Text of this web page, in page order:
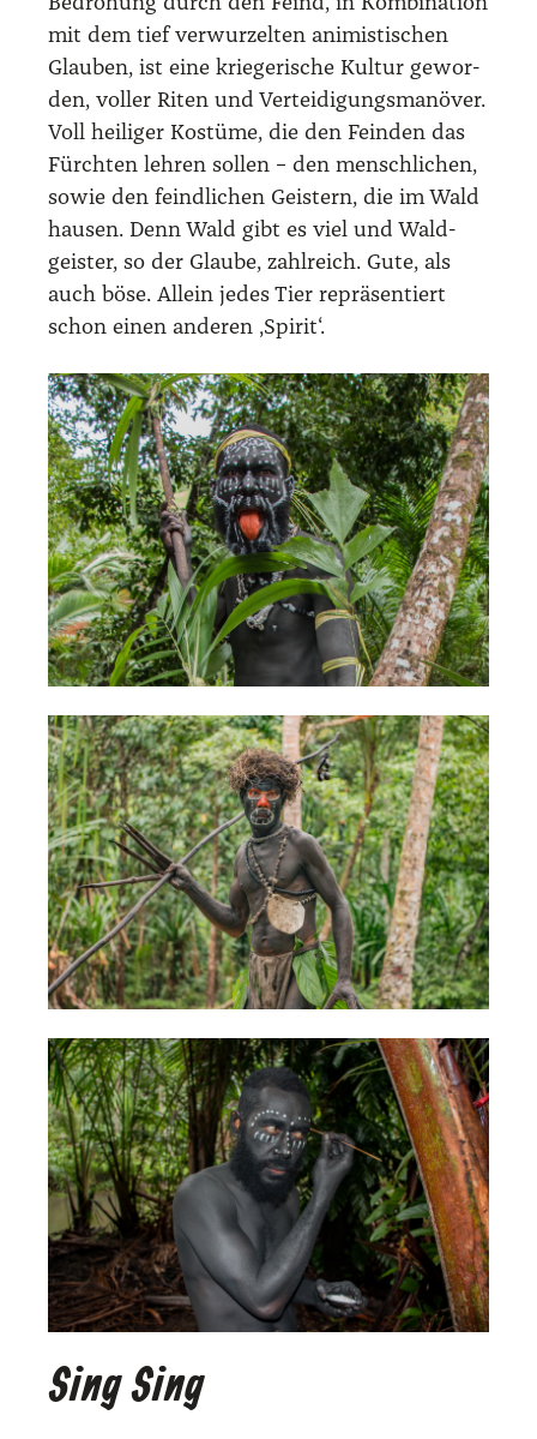
mit dem tief ver­wur­zel­ten ani­mis­ti­schen
Glau­ben, ist eine krie­ge­ri­sche Kul­tur gewor­
den, vol­ler Riten und Ver­tei­di­gungs­ma­nö­ver.
Voll hei­li­ger Kos­tü­me, die den Fein­den das
Fürch­ten leh­ren sol­len – den mensch­li­chen,
sowie den feind­li­chen Geis­tern, die im Wald
hau­sen. Denn Wald gibt es viel und Wald­
geis­ter, so der Glau­be, zahl­reich. Gute, als
auch böse. Allein jedes Tier reprä­sen­tiert
schon einen ande­ren ‚Spi­rit‘.
Sing Sing